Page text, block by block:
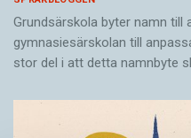
Grundsärskola byter namn till
gymnasiesärskolan till
stor del i att detta namnbyte